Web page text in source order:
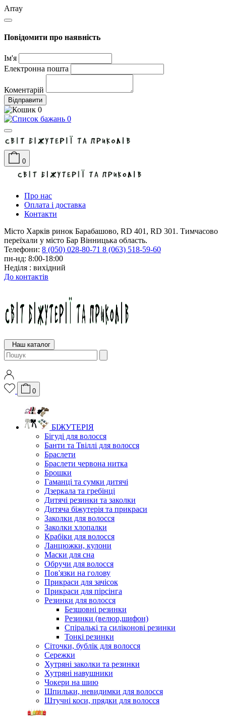
Array
Повідомити про наявність
Ім'я
Електронна пошта
Коментарій
Відправити
0
0
0
Про нас
Оплата і доставка
Контакти
Місто Харків ринок Барабашово, RD 401, RD 301. Тимчасово
переїхали у місто Бар Вінницька область.
Телефони: 8 (050) 028-80-71 8 (063) 518-59-60
пн-нд: 8:00-18:00
Неділя : вихідний
До контактів
Наш каталог
0
БІЖУТЕРІЯ
Бігуді для волосся
Банти та Твіллі для волосся
Браслети
Браслети червона нитка
Брошки
Гаманці та сумки дитячі
Дзеркала та гребінці
Дитячі резинки та заколки
Дитяча біжутерія та прикраси
Заколки для волосся
Заколки хлопалки
Крабіки для волосся
Ланцюжки, кулони
Маски для сна
Обручи для волосся
Пов'язки на голову
Прикраси для зачісок
Прикраси для пірсінга
Резинки для волосся
Безшовні резинки
Резинки (велюр,шифон)
Спіралькі та силіконові резинки
Тонкі резинки
Сіточки, бублік для волосся
Сережки
Хутряні заколки та резинки
Хутряні навушники
Чокери на шию
Шпильки, невидимки для волосся
Штучні коси, прядки для волосся